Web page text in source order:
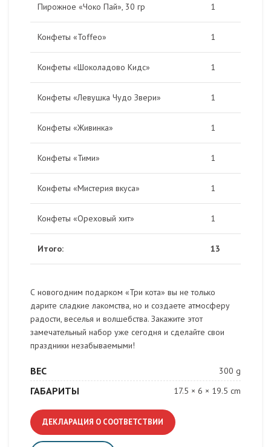
Пирожное «Чоко Пай», 30 гр 1
Конфеты «Toffeo» 1
Конфеты «Шоколадово Кидс» 1
Конфеты «Левушка Чудо Звери» 1
Конфеты «Живинка» 1
Конфеты «Тими» 1
Конфеты «Мистерия вкуса» 1
Конфеты «Ореховый хит» 1
Итого: 13
С новогодним подарком «Три кота» вы не только
дарите сладкие лакомства, но и создаете атмосферу
радости, веселья и волшебства. Закажите этот
замечательный набор уже сегодня и сделайте свои
праздники незабываемыми!
ВЕС 300 g
ГАБАРИТЫ 17.5 × 6 × 19.5 cm
ДЕКЛАРАЦИЯ О СООТВЕТСТВИИ